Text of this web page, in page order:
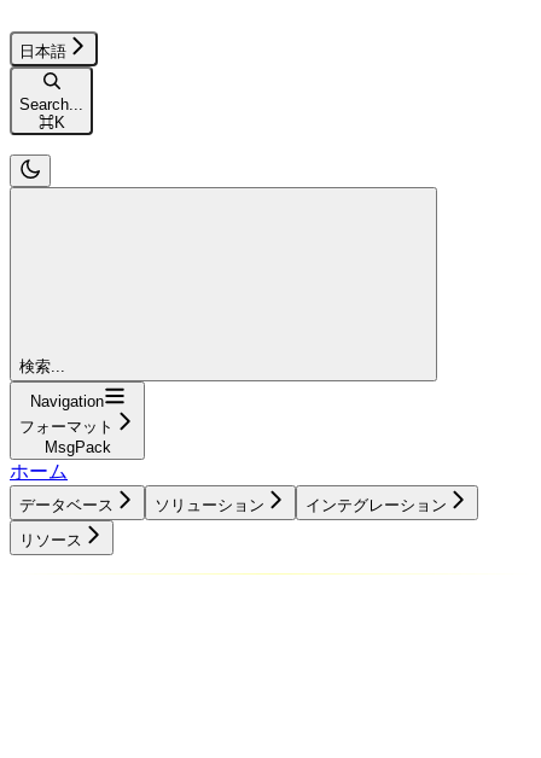
日本語
Search...
⌘K
検索...
Navigation
フォーマット
MsgPack
ホーム
データベース ソリューション
インテグレーション
リソース